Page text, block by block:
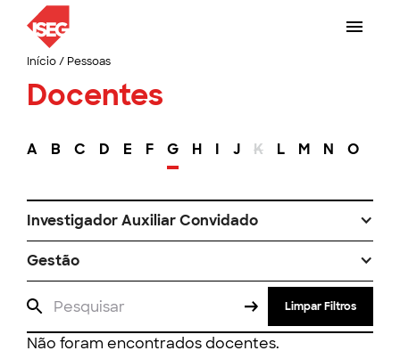
Início/ Pessoas
Docentes
A B C D E F G H I J K L M N O
Investigador Auxiliar Convidado
Gestão
Limpar Filtros
Não foram encontrados docentes.